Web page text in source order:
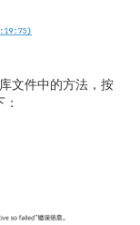
文件中的方法，按